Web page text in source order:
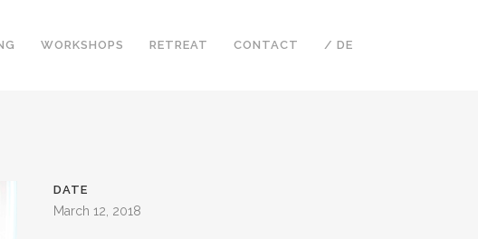
WORKSHOPS RETREAT CONTACT / DE
DATE
March 12, 2018